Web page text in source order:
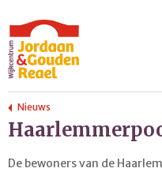
Nieuws
De bewoners van de